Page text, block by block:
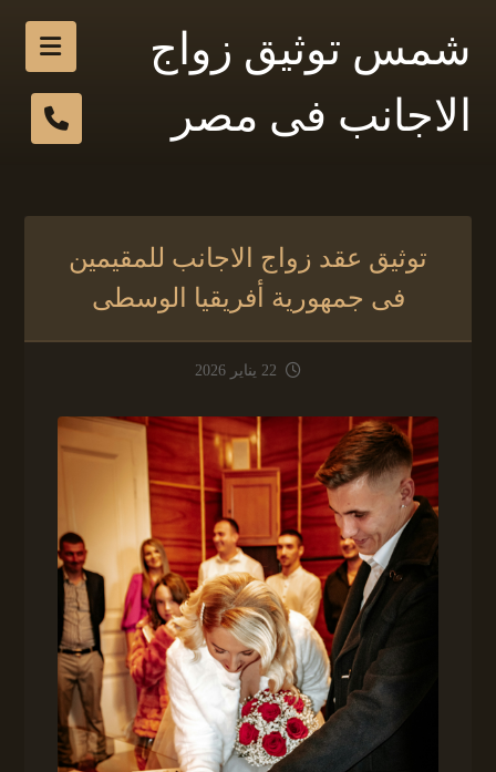
شمس توثيق زواج
الاجانب فى مصر
توثيق عقد زواج الاجانب للمقيمين
فى جمهورية أفريقيا الوسطى
22 يناير 2026